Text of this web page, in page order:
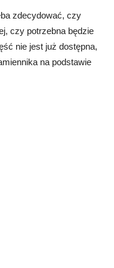
zdecydować, czy
czy potrzebna będzie
nie jest już dostępna,
na podstawie